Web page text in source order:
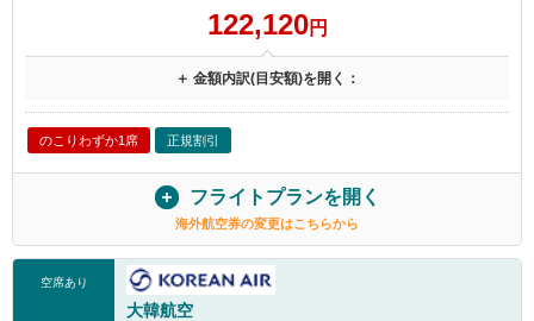
122,120円
＋ 金額内訳(目安額)を開く：
のこりわずか1席 正規割引
フライトプランを開く
海外航空券の変更はこちらから
空席あり
大韓航空